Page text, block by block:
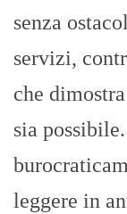
senza
servizi,
che
sia
leggere in